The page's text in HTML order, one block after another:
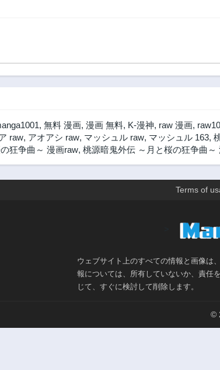
, 無料 漫画, 漫画 無料, K-漫神, raw 漫画,
raw, アオアシ raw, マッシュル raw, マッシュル 163,
狂争曲～ 漫画raw, 桃源暗鬼外伝 ～月と桜の狂争曲～
Terms of
ウェブサイト上のすべての情報と画像は
報については、所有していないか、責任
じて、すぐに検討して削除します。
©